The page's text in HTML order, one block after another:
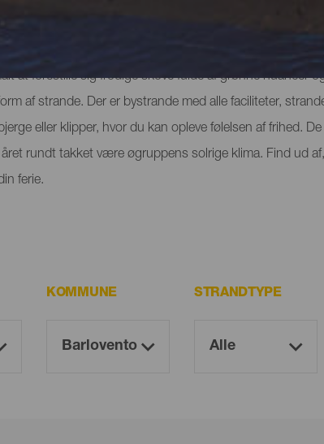
at forestille sig frodige skove fulde af grønne nuancer
af strande. Der er bystrande med alle faciliteter,
eller klipper, hvor du kan opleve følelsen af frihed.
rundt takket være øgruppens solrige klima. Find ud
ferie.
KOMMUNE STRANDTYPE